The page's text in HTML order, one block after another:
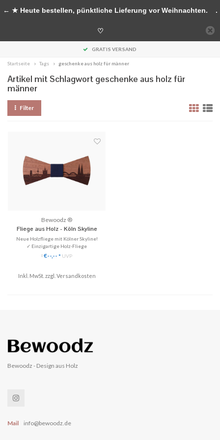
Handgefertigte Accessoires aus Holz
GRATIS VERSAND
Startseite Tags geschenke aus holz für männer
Artikel mit Schlagwort geschenke aus holz für
männer
Filter
Bewoodz ®
Fliege aus Holz - Köln Skyline
Neue Holzfliege mit Kölner Skyline!
✓ Einzigartige Holz-Fliege
✓ Handgefertigt aus Echtholz
✓ Stilvoll & Nachhaltig
♥ Gratis Versand (DE)
*€--,-- * UVP
Inkl. MwSt. zzgl. Versandkosten
Bewoodz - Design aus Holz
Mail info@bewoodz.de
← ★ Heute bestellen, pünktliche Lieferung vor Weihnachten. .
♡